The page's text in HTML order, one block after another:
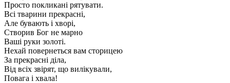
Просто покликані рятувати.
Всі тварини прекрасні,
Але бувають і хворі,
Створив Бог не марно
Ваші руки золоті.
Нехай повернеться вам сторицею
За прекрасні діла,
Від всіх звірят, що вилікували,
Повага і хвала!